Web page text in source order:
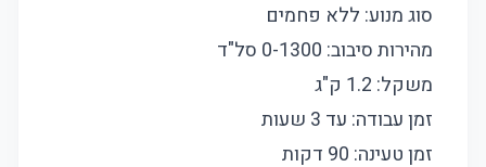
סוג מנוע: ללא פחמים
מהירות סיבוב: 0-1300 סל"ד
משקל: 1.2 ק"ג
זמן עבודה: עד 3 שעות
זמן טעינה: 90 דקות